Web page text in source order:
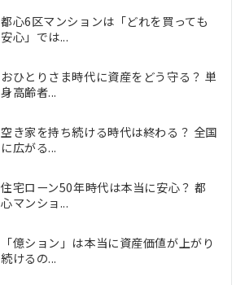
都心6区マンションは「どれを買っても
安心」では...
おひとりさま時代に資産をどう守る？ 単
身高齢者...
空き家を持ち続ける時代は終わる？ 全国
に広がる...
住宅ローン50年時代は本当に安心？ 都
心マンショ...
「億ション」は本当に資産価値が上がり
続けるの...